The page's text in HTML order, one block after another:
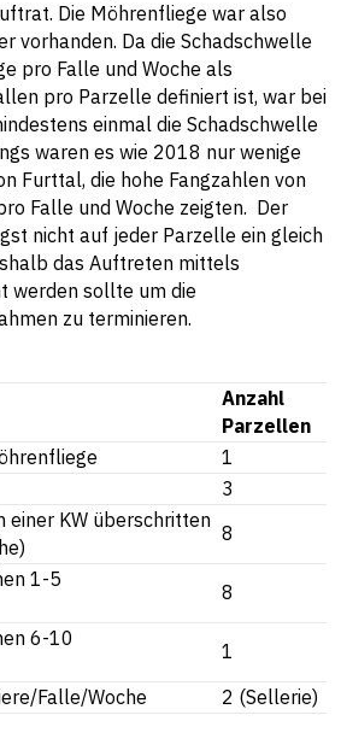
Die Möhrenfliege war also
vorhanden. Da die Schadschwelle
pro Falle und Woche als
pro Parzelle definiert ist, war bei
einmal die Schadschwelle
waren es wie 2018 nur wenige
Furttal, die hohe Fangzahlen von
Falle und Woche zeigten. Der
nicht auf jeder Parzelle ein gleich
das Auftreten mittels
werden sollte um die
zu terminieren.
Anzahl
Parzellen
1
3
einer KW überschritten
8
1-5
8
6-10
1
Falle/Woche
2 (Sellerie)